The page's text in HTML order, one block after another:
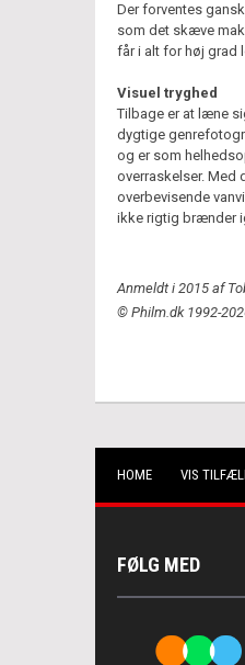
Der forventes
som det skæve
får i alt for høj grad
Visuel tryghed
Tilbage er at læne
dygtige
og er som
overraskelser. Med
overbevisende
ikke rigtig brænder
Anmeldt i 2015 af
© Philm.dk 1992-
HOME VIS
FØLG MED